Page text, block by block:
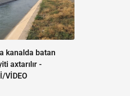
kanalda batan
axtarılır -
VİDEO